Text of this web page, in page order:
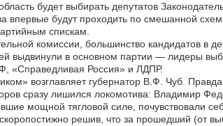
будет выбирать депутатов
впервые будут проходить по смешанной
спискам.
комиссии, большинство кандидатов в
выдвинули в основном партии — лидеры
«Справедливая Россия» и ЛДПР.
возглавляет губернатор В.Ф. Чуб.
сразу лишился локомотива: Владимир
мощной тягловой силе, почувствовали
решив, что за прошедший (от